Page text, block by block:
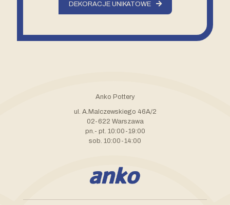
DEKORACJE UNIKATOWE
Anko Pottery
ul. A.Malczewskiego 46A/2
02-622 Warszawa
pn.- pt. 10:00-19:00
sob. 10:00-14:00